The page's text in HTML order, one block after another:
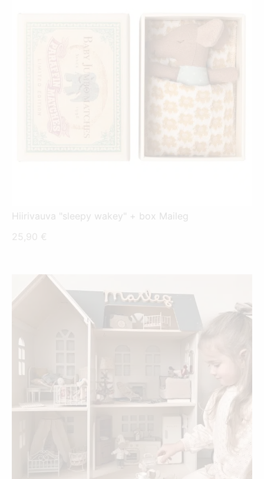
Hiirivauva "sleepy wakey" + box Maileg
25,90 €